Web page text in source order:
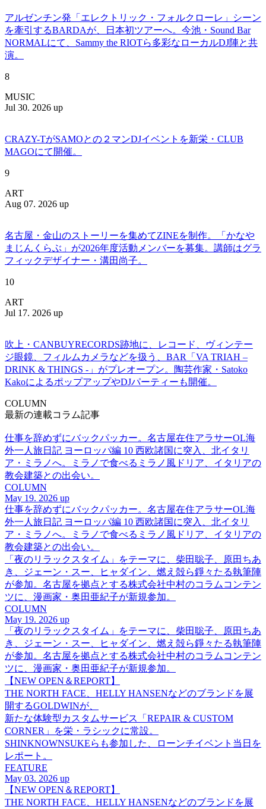
アルゼンチン発「エレクトリック・フォルクローレ」シーン
を牽引するBARDAが、日本初ツアーへ。今池・Sound Bar
NORMALにて、Sammy the RIOTら多彩なローカルDJ陣と共
演。
8
MUSIC
Jul 30. 2026 up
CRAZY-TがSAMOとの２マンDJイベントを新栄・CLUB
MAGOにて開催。
9
ART
Aug 07. 2026 up
名古屋・金山のストーリーを集めてZINEを制作。「かなや
まじんくらぶ」が2026年度活動メンバーを募集。講師はグラ
フィックデザイナー・溝田尚子。
10
ART
Jul 17. 2026 up
吹上・CANBUYRECORDS跡地に、レコード、ヴィンテー
ジ眼鏡、フィルムカメラなどを扱う、BAR「VA TRIAH –
DRINK & THINGS -」がプレオープン。陶芸作家・Satoko
KakoによるポップアップやDJパーティーも開催。
COLUMN
最新の連載コラム記事
仕事を辞めずにバックパッカー。名古屋在住アラサーOL海
外一人旅日記 ヨーロッパ編 10 西欧諸国に突入、北イタリ
ア・ミラノへ。ミラノで食べるミラノ風ドリア、イタリアの
教会建築との出会い。
COLUMN
May 19. 2026 up
仕事を辞めずにバックパッカー。名古屋在住アラサーOL海
外一人旅日記 ヨーロッパ編 10 西欧諸国に突入、北イタリ
ア・ミラノへ。ミラノで食べるミラノ風ドリア、イタリアの
教会建築との出会い。
「夜のリラックスタイム」をテーマに、柴田聡子、原田ちあ
き、ジェーン・スー、ヒャダイン、燃え殻ら錚々たる執筆陣
が参加。名古屋を拠点とする株式会社中村のコラムコンテン
ツに、漫画家・奥田亜紀子が新規参加。
COLUMN
May 19. 2026 up
「夜のリラックスタイム」をテーマに、柴田聡子、原田ちあ
き、ジェーン・スー、ヒャダイン、燃え殻ら錚々たる執筆陣
が参加。名古屋を拠点とする株式会社中村のコラムコンテン
ツに、漫画家・奥田亜紀子が新規参加。
【NEW OPEN＆REPORT】
THE NORTH FACE、HELLY HANSENなどのブランドを展
開するGOLDWINが、
新たな体験型カスタムサービス「REPAIR & CUSTOM
CORNER」を栄・ラシックに常設。
SHINKNOWNSUKEらも参加した、ローンチイベント当日を
レポート。
FEATURE
May 03. 2026 up
【NEW OPEN＆REPORT】
THE NORTH FACE、HELLY HANSENなどのブランドを展